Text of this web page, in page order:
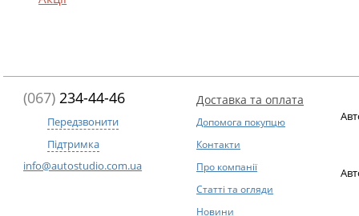
(067) 234-44-46
Передзвонити
Підтримка
info@autostudio.com.ua
Доставка та оплата
Допомога покупцю
Контакти
Про компанії
Статті та огляди
Новини